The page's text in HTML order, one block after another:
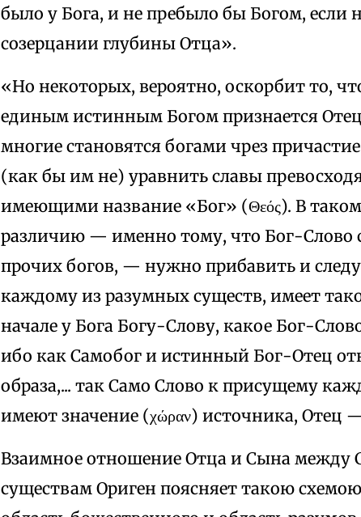
было у Бога, и не пребыло бы Богом, если
созерцании глубины Отца».
«Но некоторых, вероятно, оскорбит то,
единым истинным Богом признается
многие становятся богами чрез
(как бы им не) уравнить славы
имеющими название «Бог» (Θεός). В
различию — именно тому, что Бог-Слово
прочих богов, — нужно прибавить и
каждому из разумных существ, имеет
начале у Бога Богу-Слову, какое Бог-Слово
ибо как Самобог и истинный Бог-Отец
образа,... так Само Слово к присущему
имеют значение (χώραν) источника,
Взаимное отношение Отца и Сына между
существам Ориген поясняет такою